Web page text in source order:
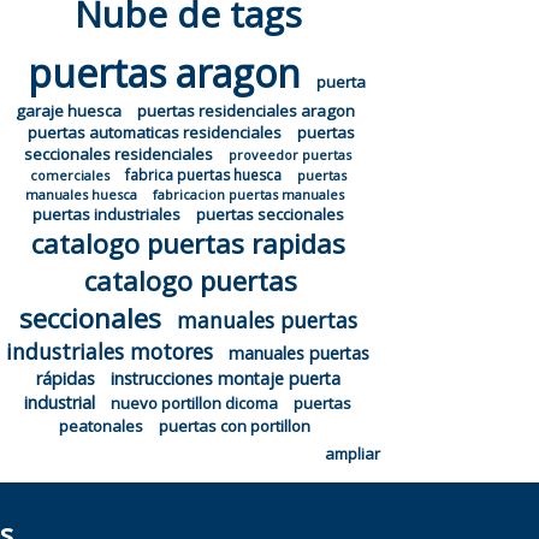
Nube de tags
puertas aragon
puerta
garaje huesca
puertas residenciales aragon
puertas automaticas residenciales
puertas
seccionales residenciales
proveedor puertas
comerciales
fabrica puertas huesca
puertas
manuales huesca
fabricacion puertas manuales
puertas industriales puertas seccionales
catalogo puertas rapidas
catalogo puertas
seccionales
manuales puertas
industriales motores
manuales puertas
rápidas
instrucciones montaje puerta
industrial
nuevo portillon dicoma
puertas
peatonales
puertas con portillon
ampliar